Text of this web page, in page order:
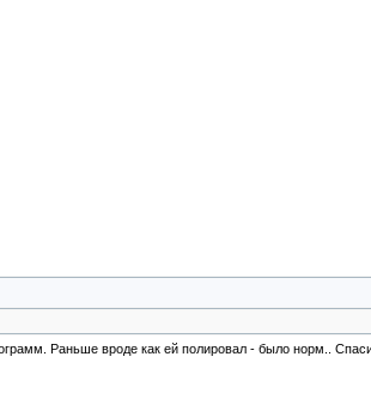
Раньше вроде как ей полировал - было норм..